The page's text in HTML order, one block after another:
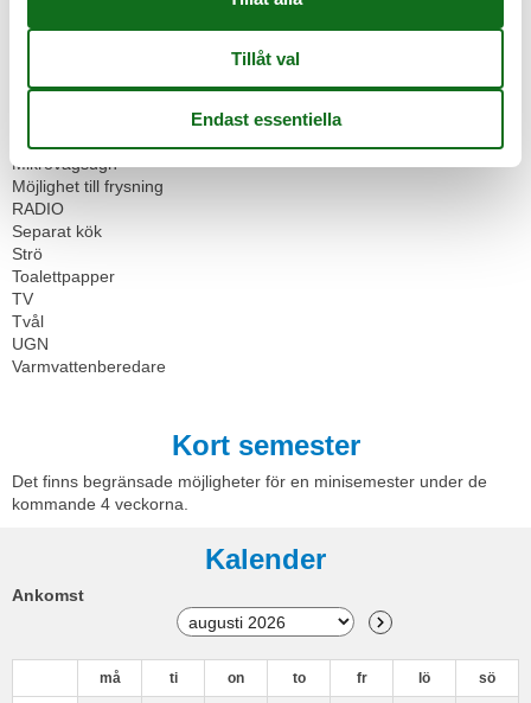
Handdukar
Internet - WiFi
Kylskåp
Mikrovågsugn
Möjlighet till frysning
RADIO
Separat kök
Strö
Toalettpapper
TV
Tvål
UGN
Varmvattenberedare
Kort semester
Det finns begränsade möjligheter för en minisemester under de
kommande 4 veckorna.
Kalender
Ankomst
må ti on to fr lö sö